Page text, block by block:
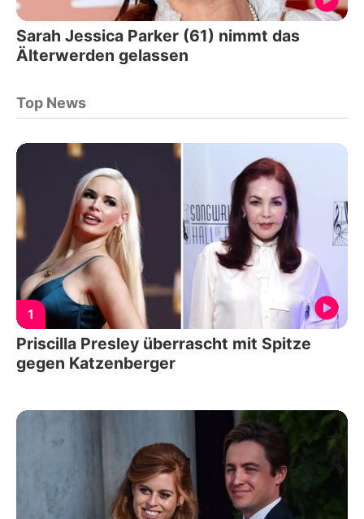
Sarah Jessica Parker (61) nimmt das
Älterwerden gelassen
Top News
1
Priscilla Presley überrascht mit Spitze
gegen Katzenberger